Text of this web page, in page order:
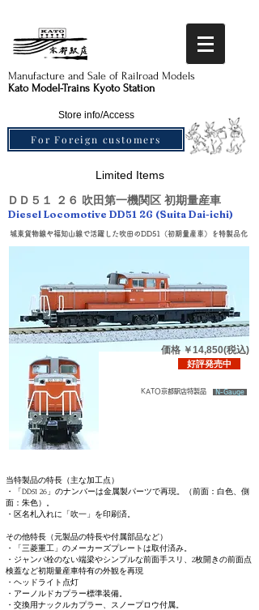
Manufacture and Sale of Railroad Models​
Kato Model-Trains Kyoto Station
Store info/Access
For Foreign customers
Limited Items
ＤＤ５１ ２６ 吹田第一機関区 初期量産車
Diesel Locomotive DD51 26 (Suita Dai-ichi)
城東貨物線や福知山線で活躍した吹田のDD51（初期量産車）を特製品化
価格￥14,850(税込)
好評発売中
KATO京都駅店特製品 N-Gauge
当特製品の特長（主な加工点）
・「DD51 26」のナンバーは金属製パーツで再現。（前面：白色、側
面：朱色）。
・区名札入れに「吹一」を印刷済。
その他特長（元製品の特長や付属部品など）
・「三菱重工」のメーカーズプレートは取付済み。
​・ジャンパ栓のない端梁やシンプルな前面手スリ、2枚開きの前面点
検蓋など初期量産車特有の外観を再現
・ヘッドライト点灯
・アーノルドカプラー標準装備。
・交換用ナックルカプラー、スノープロウ付属。